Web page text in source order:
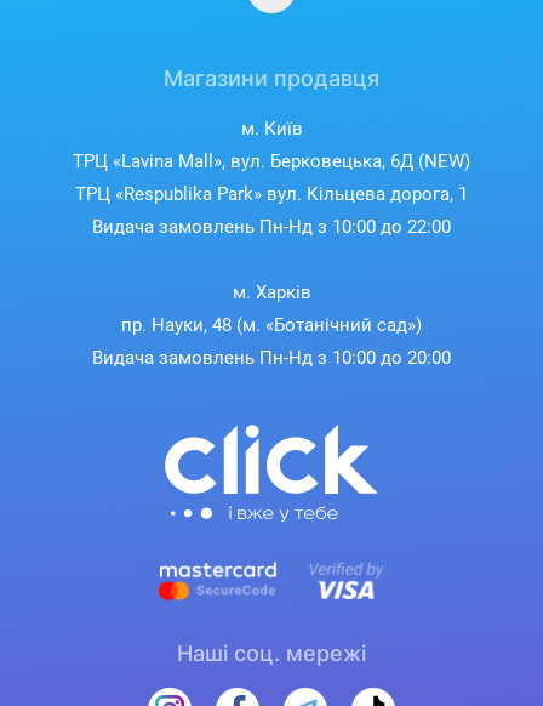
Магазини продавця
м. Київ
ТРЦ «Lavina Mall», вул. Берковецька, 6Д (NEW)
ТРЦ «Respublika Park» вул. Кільцева дорога, 1
Видача замовлень Пн-Нд з 10:00 до 22:00
м. Харків
пр. Науки, 48 (м. «Ботанічний сад»)
Видача замовлень Пн-Нд з 10:00 до 20:00
Наші соц. мережі